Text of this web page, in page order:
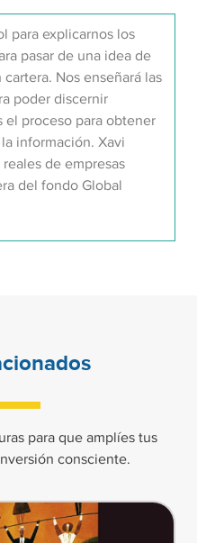
para explicarnos los
pasar de una idea de
Nos enseñará las
poder discernir
el proceso para obtener
información. Xavi
de empresas
del fondo Global
para que amplíes tus
consciente.